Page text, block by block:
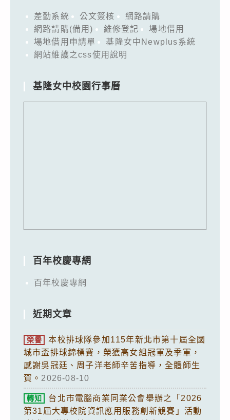
差勤系統 公文簽核
網路請購
網路請購(備用)
維修登記
場地借用
場地借用申請單
基隆女中Newplus系統
網站維護之css使用說明
基隆女中校園行事曆
百年校慶專網
百年校慶專網
近期文章
榮譽
本校排球隊參加115年新北市第十屆全國
城市盃排球錦標賽，榮獲高女組冠軍及季軍，
感謝吳冠廷、周子洋老師辛苦指導，全體師生
賀。 2026-08-10
轉知
台北市電腦商業同業公會舉辦之「2026
第31屆大專校院資訊應用服務創新競賽」活動